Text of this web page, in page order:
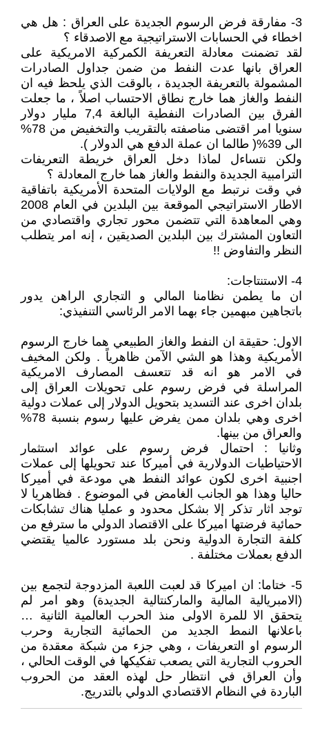
3- مفارقة فرض الرسوم الجديدة على العراق : هل هي
اخطاء في الحسابات الاستراتيجية مع الاصدقاء ؟
لقد تضمنت معادلة التعريفة الكمركية الامريكية على
العراق بانها عدت النفط من ضمن جداول الصادرات
المشمولة بالتعريفة الجديدة ، بالوقت الذي يلحظ فيه ان
النفط والغاز هما خارج نطاق الاحتساب اصلاً ، ما جعلت
الفرق بين الصادرات النفطية البالغة 7,4 مليار دولار
سنويا امر اقتضى مناصفته بالتقريب والتخفيض من 78%
الى 39%( طالما ان عملة الدفع هي الدولار ).
ولكن نتساءل لماذا دخل العراق خريطة التعريفات
الترامبية الجديدة والنفط والغاز هما خارج المعادلة ؟
في وقت نرتبط مع الولايات المتحدة الأمريكية باتفاقية
الاطار الاستراتيجي الموقعة بين البلدين في العام 2008
وهي المعاهدة التي تتضمن محور تجاري واقتصادي من
التعاون المشترك بين البلدين الصديقين ، إنه امر يتطلب
النظر والتفاوض !!
4- الاستنتاجات:
ان ما يطمن نظامنا المالي و التجاري الراهن يدور
باتجاهين مبهمين جاء بهما الامر الرئاسي التنفيذي:
الاول: حقيقة ان النفط والغاز الطبيعي هما خارج الرسوم
الأمريكية وهذا هو الشي الآمن ظاهرياً . ولكن المخيف
في الامر هو انه قد تتعسف المصارف الامريكية
المراسلة في فرض رسوم على تحويلات العراق إلى
بلدان اخرى عند التسديد بتحويل الدولار إلى عملات دولية
اخرى وهي بلدان ممن يفرض عليها رسوم بنسبة 78%
والعراق من بينها.
وثانيا : احتمال فرض رسوم على عوائد استثمار
الاحتياطيات الدولارية في أميركا عند تحويلها إلى عملات
اجنبية اخرى لكون عوائد النفط هي مودعة في أميركا
حاليا وهذا هو الجانب الغامض في الموضوع . فظاهريا لا
توجد اثار تذكر إلا بشكل محدود و عمليا هناك تشابكات
حمائية فرضتها اميركا على الاقتصاد الدولي ما سترفع من
كلفة التجارة الدولية ونحن بلد مستورد عالميا يقتضي
الدفع بعملات مختلفة .
5- ختاما: ان اميركا قد لعبت اللعبة المزدوجة لتجمع بين
(الامبريالية المالية والماركنتالية الجديدة) وهو امر لم
يتحقق الا للمرة الاولى منذ الحرب العالمية الثانية …
باعلانها النمط الجديد من الحمائية التجارية وحرب
الرسوم او التعريفات ، وهي جزء من شبكة معقدة من
الحروب التجارية التي يصعب تفكيكها في الوقت الحالي ،
وأن العراق في انتظار حل لهذه العقد من الحروب
الباردة في النظام الاقتصادي الدولي بالتدريج.